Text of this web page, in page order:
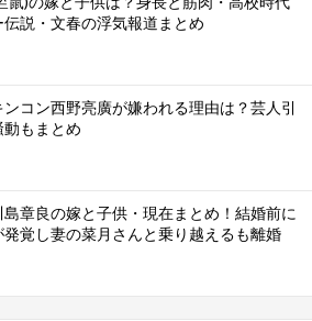
説・文春の浮気報道まとめ
ンコン西野亮廣が嫌われる理由は？芸人引
もまとめ
島章良の嫁と子供・現在まとめ！結婚前に
覚し妻の菜月さんと乗り越えるも離婚